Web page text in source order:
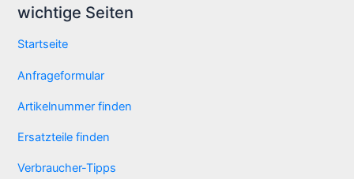
wichtige Seiten
Startseite
Anfrageformular
Artikelnummer finden
Ersatzteile finden
Verbraucher-Tipps